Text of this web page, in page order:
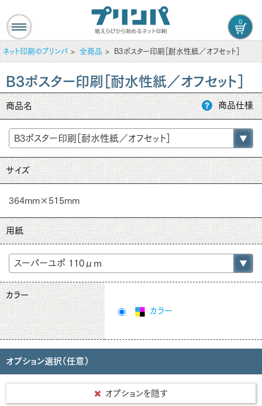
0
ネット印刷のプリンパ 全商品 B3ポスター印刷［耐水性紙／オフセット］
B3ポスター印刷［耐水性紙／オフセット］
商品名 商品仕様
サイズ
364mm×515mm
用紙
カラー
カラー
オプション選択（任意）
オプションを隠す